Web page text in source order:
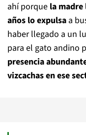
ahí porque la
años lo expulsa a
haber llegado a un
para el gato andino
presencia
vizcachas en ese